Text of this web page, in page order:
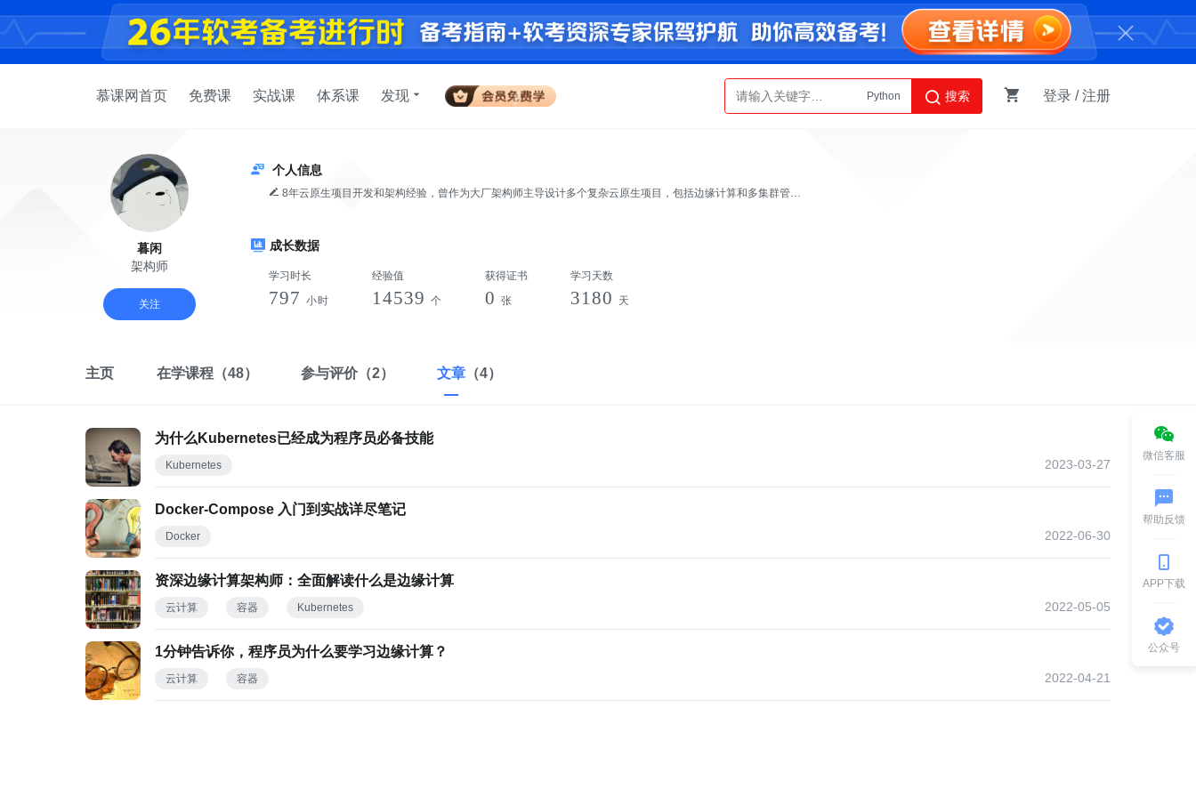
慕课网首页 免费课 实战课 体系课 发现
Python
AI智能体
搜索 登录 /注册
暮闲
架构师
关注
个人信息
成长数据
学习时长
797 小时
经验值
14539 个
获得证书
0 张
学习天数
3180 天
主页 在学课程 （48） 参与评价（2） 文章 （4）
为什么Kubernetes已经成为程序员必备技能
Kubernetes 2023-03-27
Docker-Compose 入门到实战详尽笔记
Docker 2022-06-30
资深边缘计算架构师：全面解读什么是边缘计算
云计算 容器 Kubernetes 2022-05-05
1分钟告诉你，程序员为什么要学习边缘计算？
云计算 容器 2022-04-21
微信客服
帮助反馈
APP下载
公众号